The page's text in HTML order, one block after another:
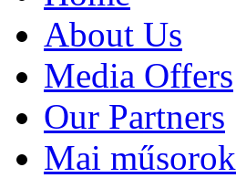
About Us
Media Offers
Our Partners
Mai műsorok